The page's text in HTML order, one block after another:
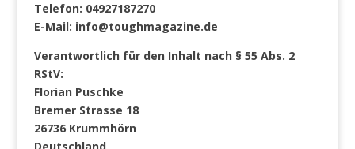
Telefon: 04927187270
E-Mail: info@toughmagazine.de
Verantwortlich für den Inhalt nach § 55 Abs. 2
RStV:
Florian Puschke
Bremer Strasse 18
26736 Krummhörn